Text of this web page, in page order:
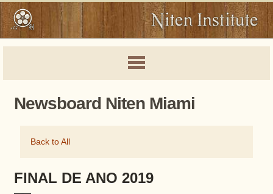
Newsboard Niten Miami
Back to All
FINAL DE ANO 2019